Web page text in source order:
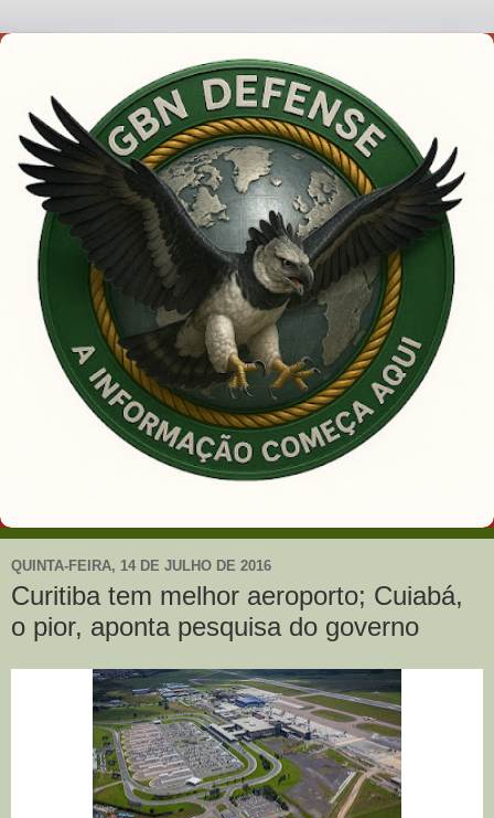
QUINTA-FEIRA, 14 DE JULHO DE 2016
Curitiba tem melhor aeroporto; Cuiabá,
o pior, aponta pesquisa do governo